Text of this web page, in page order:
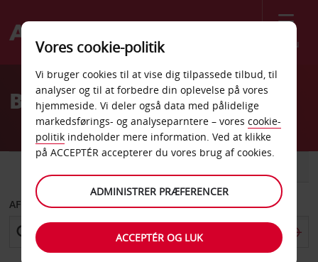
Menu
Welcome
AvisBilleje Jubail Centrum
AFHENT FRA
Vores cookie-politik
Vi bruger cookies til at vise dig tilpassede tilbud, til
analyser og til at forbedre din oplevelse på vores
hjemmeside. Vi deler også data med pålidelige
markedsførings- og analyseparntere – vores cookie-
politik indeholder mere information. Ved at klikke
på ACCEPTÉR accepterer du vores brug af cookies.
ADMINISTRER PRÆFERENCER
ACCEPTÉR OG LUK